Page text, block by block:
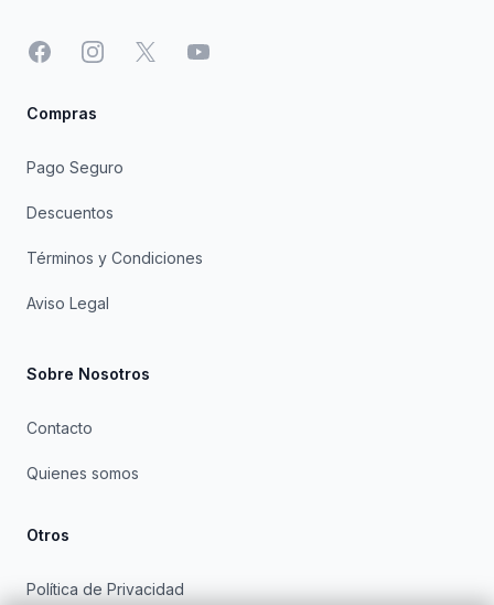
FacebookInstagram
X YouTube
Compras
Pago Seguro
Descuentos
Términos y Condiciones
Aviso Legal
Sobre Nosotros
Contacto
Quienes somos
Otros
Política de Privacidad